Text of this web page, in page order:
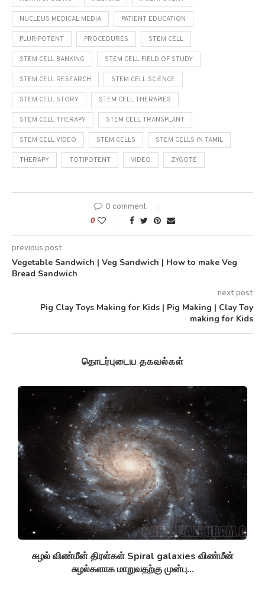
NUCLEUS MEDICAL MEDIA PATIENT EDUCATION
PLURIPOTENT PROCEDURES STEM CELL
STEM CELL BANKING STEM CELL FIELD OF STUDY
STEM CELL RESEARCH STEM CELL SCIENCE
STEM CELL STORY STEM CELL THERAPIES
STEM CELL THERAPY STEM CELL TRANSPLANT
STEM CELL VIDEO STEM CELLS STEM CELLS IN TAMIL
THERAPY TOTIPOTENT VIDEO ZYGOTE
0 comment
0
previous post
Vegetable Sandwich | Veg Sandwich | How to make Veg
Bread Sandwich
next post
Pig Clay Toys Making for Kids | Pig Making | Clay Toy
making for Kids
தொடர்புடைய தகவல்கள்
சுழல் விண்மீன் திரள்கள் Spiral galaxies விண்மீன்
சுழல்களாக மாறுவதற்கு முன்பு...